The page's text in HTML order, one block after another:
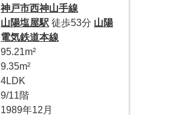
神戸市西神山手線
山陽塩屋駅 徒歩53分 山陽
電気鉄道本線
95.21m²
9.35m²
4LDK
9/11階
1989年12月